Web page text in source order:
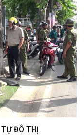
TỰ ĐÔ THỊ